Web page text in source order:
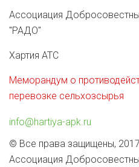
Ассоциация
"РАДО"
Хартия АТС
Меморандум о
перевозке сельхозсырья
info@hartiya-apk.ru
© Все права защищены,
Ассоциация